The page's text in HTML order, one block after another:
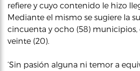
refiere y cuyo contenido le hizo
Mediante el mismo se sugiere la
cincuenta y ocho (58)
veinte (20).
‘Sin pasión alguna ni temor a